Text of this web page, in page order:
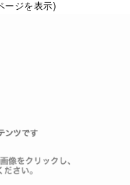
ージを表示)